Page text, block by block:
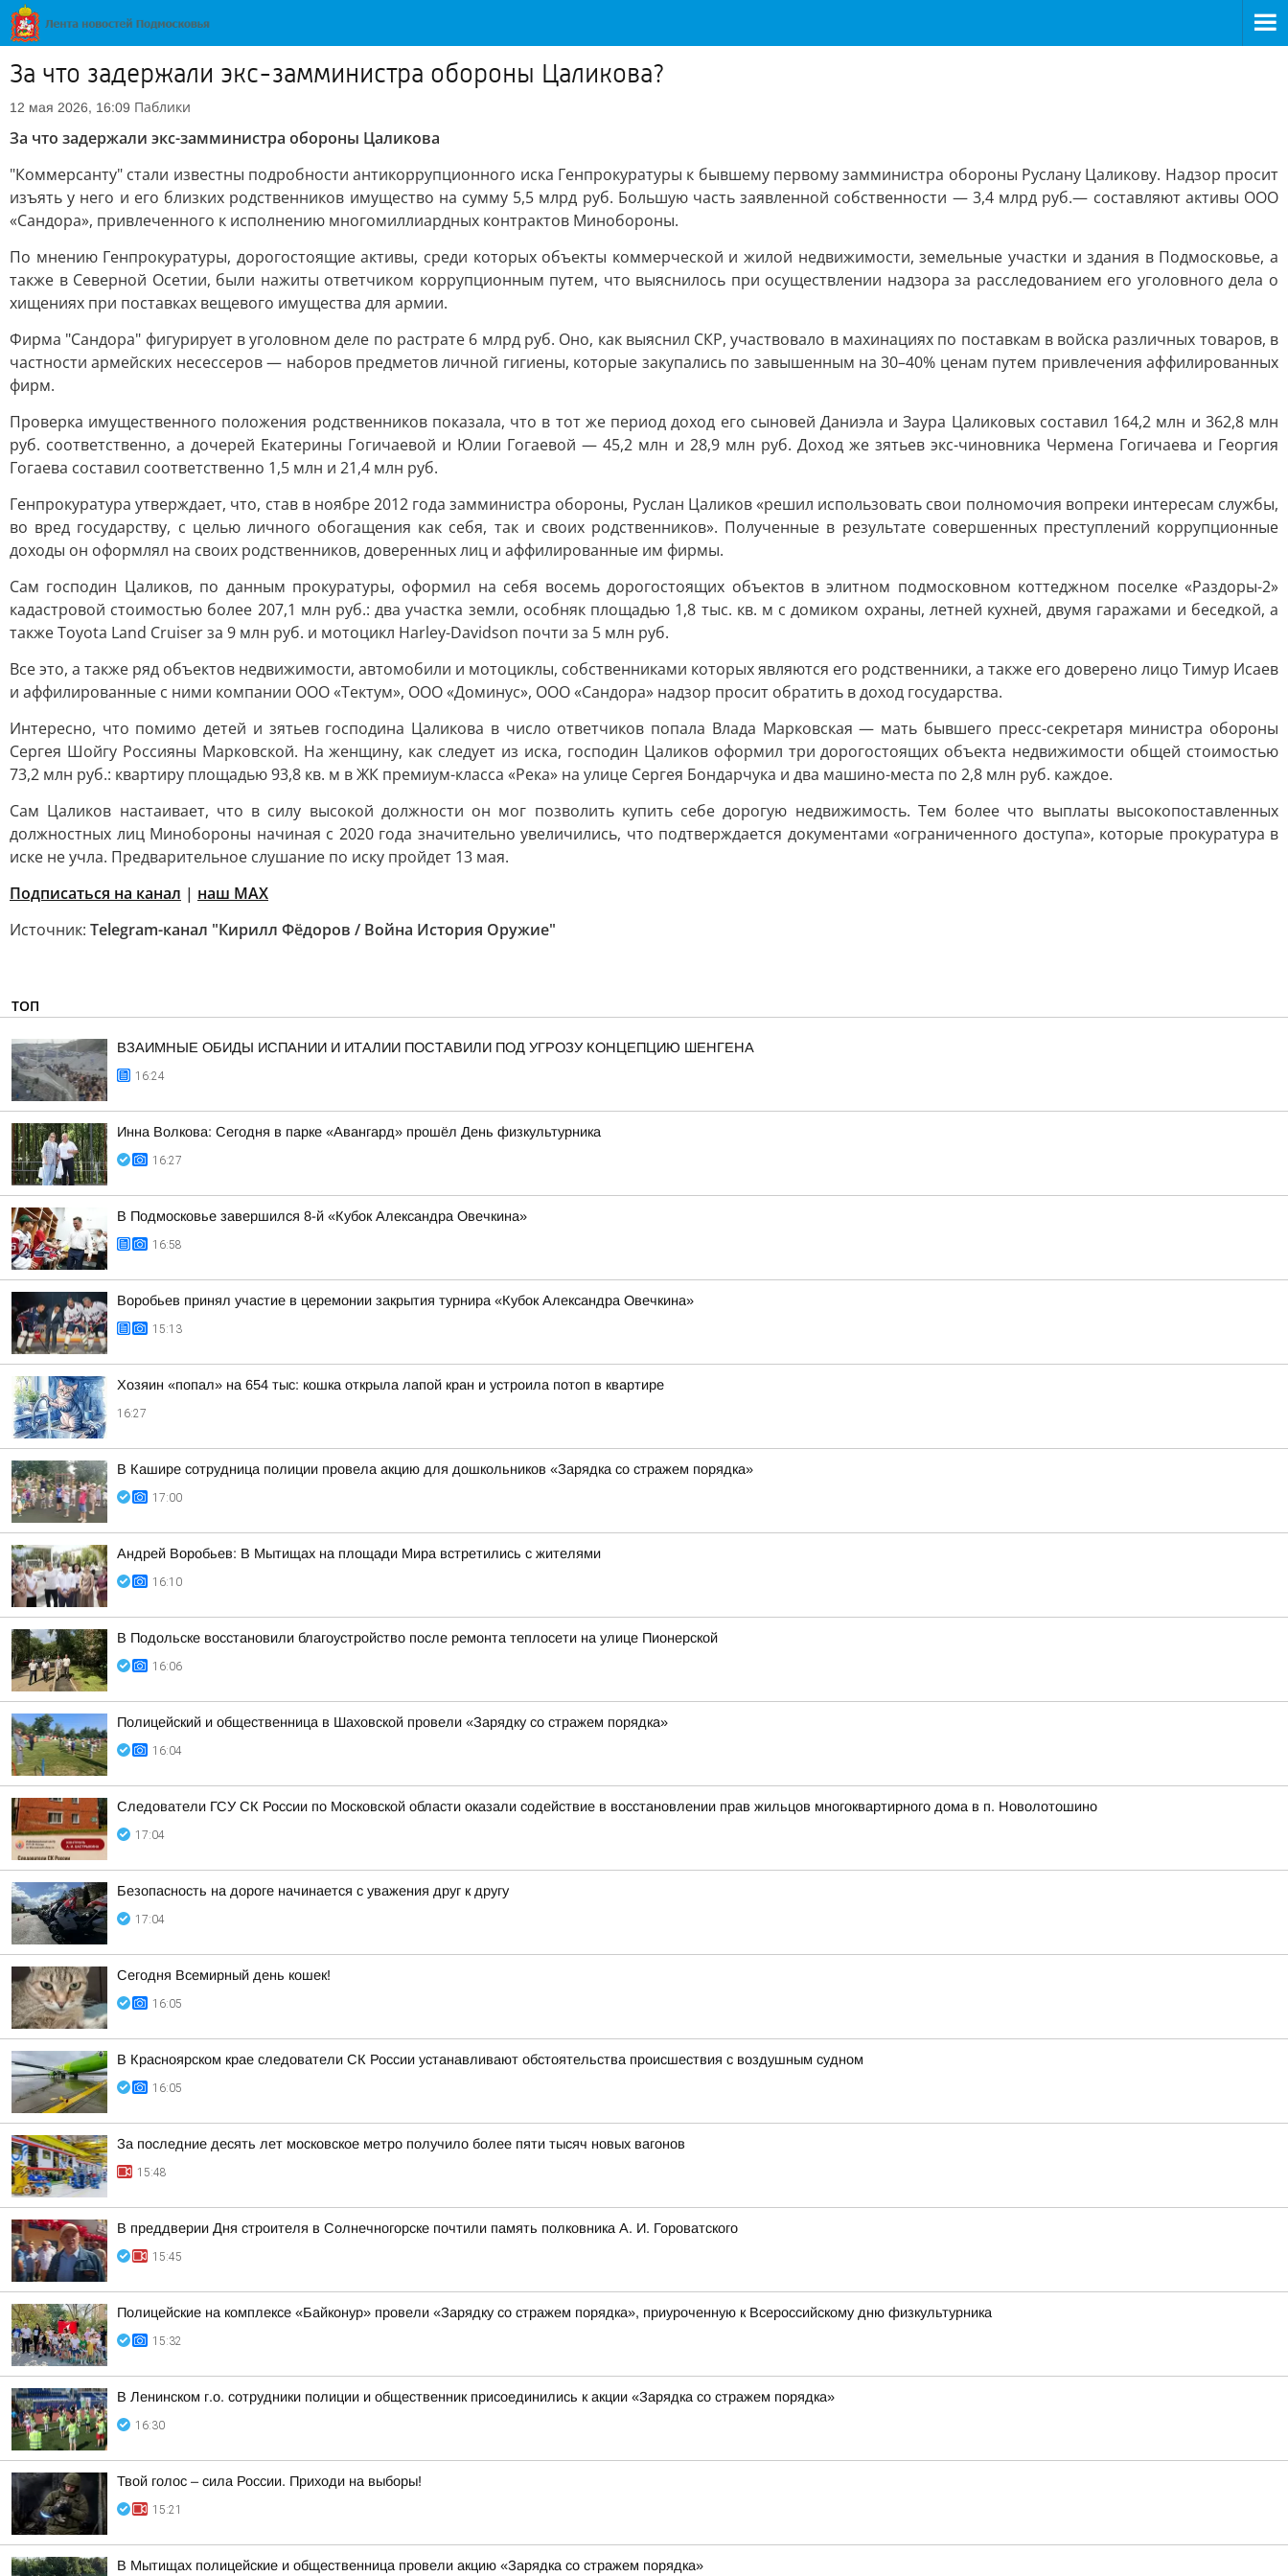
За что задержали экс-замминистра обороны Цаликова?
12 мая 2026, 16:09 Паблики
За что задержали экс-замминистра обороны Цаликова
"Коммерсанту" стали известны подробности антикоррупционного иска Генпрокуратуры к бывшему первому замминистра обороны Руслану Цаликову. Надзор просит
изъять у него и его близких родственников имущество на сумму 5,5 млрд руб. Большую часть заявленной собственности — 3,4 млрд руб.— составляют активы ООО
«Сандора», привлеченного к исполнению многомиллиардных контрактов Минобороны.
По мнению Генпрокуратуры, дорогостоящие активы, среди которых объекты коммерческой и жилой недвижимости, земельные участки и здания в Подмосковье, а
также в Северной Осетии, были нажиты ответчиком коррупционным путем, что выяснилось при осуществлении надзора за расследованием его уголовного дела о
хищениях при поставках вещевого имущества для армии.
Фирма "Сандора" фигурирует в уголовном деле по растрате 6 млрд руб. Оно, как выяснил СКР, участвовало в махинациях по поставкам в войска различных товаров, в
частности армейских несессеров — наборов предметов личной гигиены, которые закупались по завышенным на 30–40% ценам путем привлечения аффилированных
фирм.
Проверка имущественного положения родственников показала, что в тот же период доход его сыновей Даниэла и Заура Цаликовых составил 164,2 млн и 362,8 млн
руб. соответственно, а дочерей Екатерины Гогичаевой и Юлии Гогаевой — 45,2 млн и 28,9 млн руб. Доход же зятьев экс-чиновника Чермена Гогичаева и Георгия
Гогаева составил соответственно 1,5 млн и 21,4 млн руб.
Генпрокуратура утверждает, что, став в ноябре 2012 года замминистра обороны, Руслан Цаликов «решил использовать свои полномочия вопреки интересам службы,
во вред государству, с целью личного обогащения как себя, так и своих родственников». Полученные в результате совершенных преступлений коррупционные
доходы он оформлял на своих родственников, доверенных лиц и аффилированные им фирмы.
Сам господин Цаликов, по данным прокуратуры, оформил на себя восемь дорогостоящих объектов в элитном подмосковном коттеджном поселке «Раздоры-2»
кадастровой стоимостью более 207,1 млн руб.: два участка земли, особняк площадью 1,8 тыс. кв. м с домиком охраны, летней кухней, двумя гаражами и беседкой, а
также Toyota Land Cruiser за 9 млн руб. и мотоцикл Harley-Davidson почти за 5 млн руб.
Все это, а также ряд объектов недвижимости, автомобили и мотоциклы, собственниками которых являются его родственники, а также его доверено лицо Тимур Исаев
и аффилированные с ними компании ООО «Тектум», ООО «Доминус», ООО «Сандора» надзор просит обратить в доход государства.
Интересно, что помимо детей и зятьев господина Цаликова в число ответчиков попала Влада Марковская — мать бывшего пресс-секретаря министра обороны
Сергея Шойгу Россияны Марковской. На женщину, как следует из иска, господин Цаликов оформил три дорогостоящих объекта недвижимости общей стоимостью
73,2 млн руб.: квартиру площадью 93,8 кв. м в ЖК премиум-класса «Река» на улице Сергея Бондарчука и два машино-места по 2,8 млн руб. каждое.
Сам Цаликов настаивает, что в силу высокой должности он мог позволить купить себе дорогую недвижимость. Тем более что выплаты высокопоставленных
должностных лиц Минобороны начиная с 2020 года значительно увеличились, что подтверждается документами «ограниченного доступа», которые прокуратура в
иске не учла. Предварительное слушание по иску пройдет 13 мая.
Подписаться на канал | наш МАХ
Источник: Telegram-канал "Кирилл Фёдоров / Война История Оружие"
ТОП
ВЗАИМНЫЕ ОБИДЫ ИСПАНИИ И ИТАЛИИ ПОСТАВИЛИ ПОД УГРОЗУ КОНЦЕПЦИЮ ШЕНГЕНА
16:24
Инна Волкова: Сегодня в парке «Авангард» прошёл День физкультурника
16:27
В Подмосковье завершился 8-й «Кубок Александра Овечкина»
16:58
Воробьев принял участие в церемонии закрытия турнира «Кубок Александра Овечкина»
15:13
Хозяин «попал» на 654 тыс: кошка открыла лапой кран и устроила потоп в квартире
16:27
В Кашире сотрудница полиции провела акцию для дошкольников «Зарядка со стражем порядка»
17:00
Андрей Воробьев: В Мытищах на площади Мира встретились с жителями
16:10
В Подольске восстановили благоустройство после ремонта теплосети на улице Пионерской
16:06
Полицейский и общественница в Шаховской провели «Зарядку со стражем порядка»
16:04
Следователи ГСУ СК России по Московской области оказали содействие в восстановлении прав жильцов многоквартирного дома в п. Новолотошино
17:04
Безопасность на дороге начинается с уважения друг к другу
17:04
Сегодня Всемирный день кошек!
16:05
В Красноярском крае следователи СК России устанавливают обстоятельства происшествия с воздушным судном
16:05
За последние десять лет московское метро получило более пяти тысяч новых вагонов
15:48
В преддверии Дня строителя в Солнечногорске почтили память полковника А. И. Гороватского
15:45
Полицейские на комплексе «Байконур» провели «Зарядку со стражем порядка», приуроченную к Всероссийскому дню физкультурника
15:32
В Ленинском г.о. сотрудники полиции и общественник присоединились к акции «Зарядка со стражем порядка»
16:30
Твой голос – сила России. Приходи на выборы!
15:21
В Мытищах полицейские и общественница провели акцию «Зарядка со стражем порядка»